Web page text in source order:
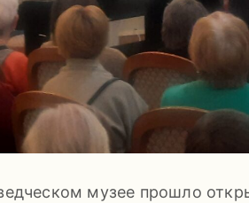
музее прошло